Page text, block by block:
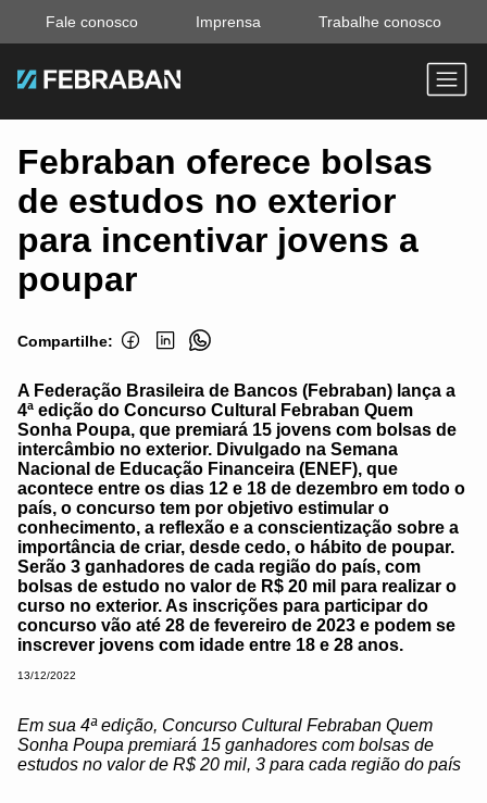
Fale conosco Imprensa Trabalhe conosco
Febraban oferece bolsas
de estudos no exterior
para incentivar jovens a
poupar
Compartilhe:
A Federação Brasileira de Bancos (Febraban) lança a
4ª edição do Concurso Cultural Febraban Quem
Sonha Poupa, que premiará 15 jovens com bolsas de
intercâmbio no exterior. Divulgado na Semana
Nacional de Educação Financeira (ENEF), que
acontece entre os dias 12 e 18 de dezembro em todo o
país, o concurso tem por objetivo estimular o
conhecimento, a reflexão e a conscientização sobre a
importância de criar, desde cedo, o hábito de poupar.
Serão 3 ganhadores de cada região do país, com
bolsas de estudo no valor de R$ 20 mil para realizar o
curso no exterior. As inscrições para participar do
concurso vão até 28 de fevereiro de 2023 e podem se
inscrever jovens com idade entre 18 e 28 anos.
13/12/2022
Em sua 4ª edição, Concurso Cultural Febraban Quem
Sonha Poupa premiará 15 ganhadores com bolsas de
estudos no valor de R$ 20 mil, 3 para cada região do país